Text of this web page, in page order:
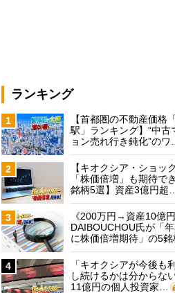
ランキング
1
【首都圏の不動産価格
駅」ランキング】“中古
ョン売れ行き鈍化”のワ…
2
【キオクシア・ショッ
「株価倍増」も期待で
銘柄5選】資産3億円超…
3
《200万円→資産10億
DAIBOUCHOU氏が「
に株価倍増期待」の5銘
4
「キオクシアが今後も
し続けるかは分からな
11億円の個人投資家…